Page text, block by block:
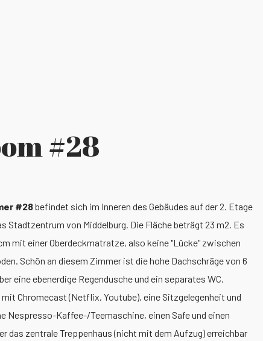
#28
#28befindet sich im Inneren des Gebäudes auf der 2. Etage
Stadtzentrum von Middelburg. Die Fläche beträgt 23 m2. Es
mit einer Oberdeckmatratze, also keine "Lücke" zwischen
Schön an diesem Zimmer ist die hohe Dachschräge von 6
eine ebenerdige Regendusche und ein separates WC.
Chromecast (Netflix, Youtube), eine Sitzgelegenheit und
Nespresso-Kaffee-/Teemaschine, einen Safe und einen
das zentrale Treppenhaus (nicht mit dem Aufzug) erreichbar